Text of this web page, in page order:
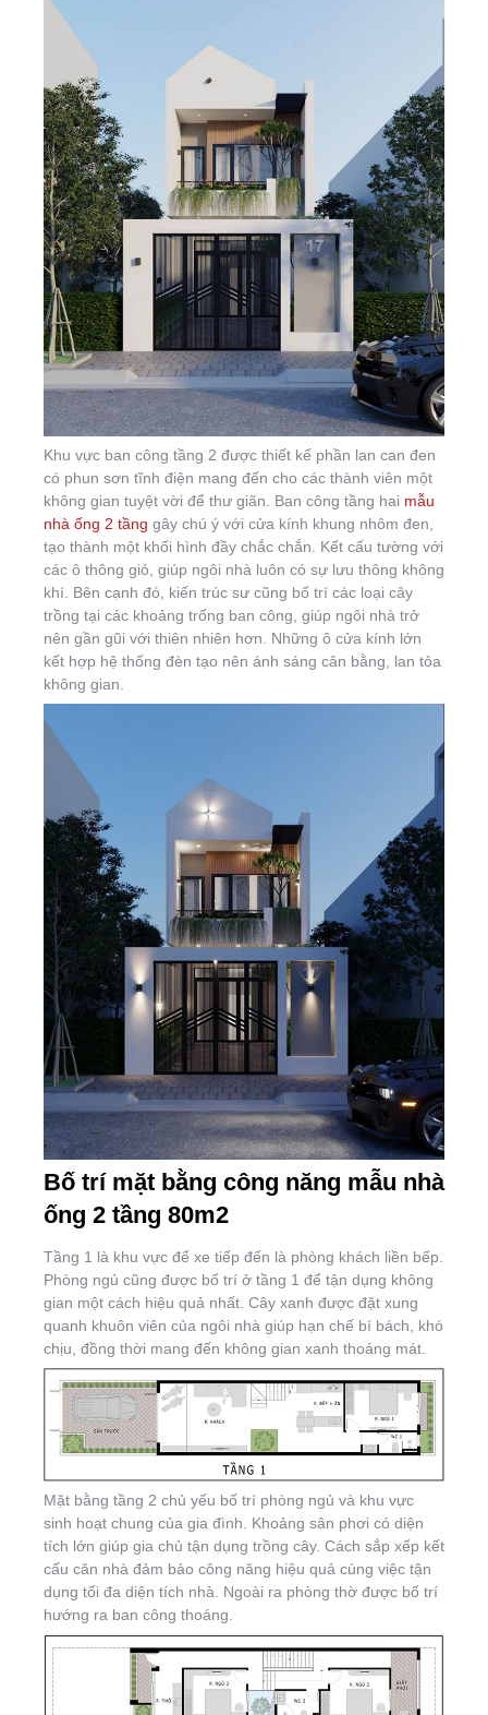
Khu vực ban công tầng 2 được thiết kế phần lan can đen
có phun sơn tĩnh điện mang đến cho các thành viên một
không gian tuyệt vời để thư giãn. Ban công tầng hai mẫu
nhà ống 2 tầng gây chú ý với cửa kính khung nhôm đen,
tạo thành một khối hình đầy chắc chắn. Kết cấu tường với
các ô thông gió, giúp ngôi nhà luôn có sự lưu thông không
khí. Bên cạnh đó, kiến trúc sư cũng bố trí các loại cây
trồng tại các khoảng trống ban công, giúp ngôi nhà trở
nên gần gũi với thiên nhiên hơn. Những ô cửa kính lớn
kết hợp hệ thống đèn tạo nên ánh sáng cân bằng, lan tỏa
không gian.
Bố trí mặt bằng công năng mẫu nhà
ống 2 tầng 80m2
Tầng 1 là khu vực để xe tiếp đến là phòng khách liền bếp.
Phòng ngủ cũng được bố trí ở tầng 1 để tận dụng không
gian một cách hiệu quả nhất. Cây xanh được đặt xung
quanh khuôn viên của ngôi nhà giúp hạn chế bí bách, khó
chịu, đồng thời mang đến không gian xanh thoáng mát.
Mặt bằng tầng 2 chủ yếu bố trí phòng ngủ và khu vực
sinh hoạt chung của gia đình. Khoảng sân phơi có diện
tích lớn giúp gia chủ tận dụng trồng cây. Cách sắp xếp kết
cấu căn nhà đảm bảo công năng hiệu quả cùng việc tận
dụng tối đa diện tích nhà. Ngoài ra phòng thờ được bố trí
hướng ra ban công thoáng.